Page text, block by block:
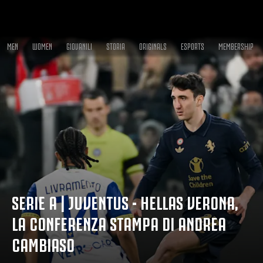
MEN WOMEN GIOVANILI STORIA ORIGINALS ESPORTS MEMBERSHIP
SERIE A | JUVENTUS - HELLAS VERONA,
LA CONFERENZA STAMPA DI ANDREA
CAMBIASO